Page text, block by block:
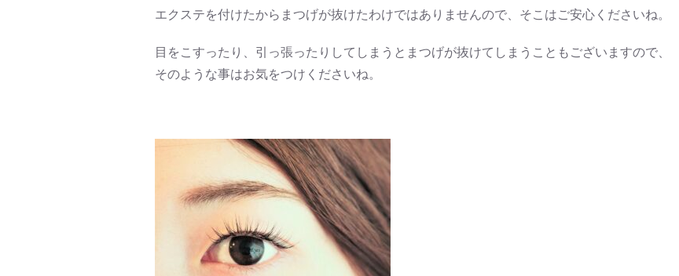
エクステを付けたからまつげが抜けたわけではありませんので、そこはご安心くださいね。
目をこすったり、引っ張ったりしてしまうとまつげが抜けてしまうこともございますので、
そのような事はお気をつけくださいね。